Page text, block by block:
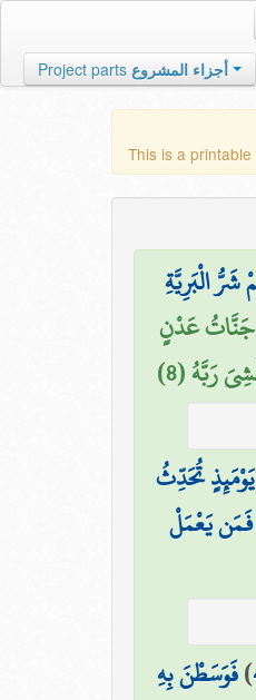
Project parts أجزاء المشروع
This is a
الْبَرِيَّةِ
جَنَّاتُ عَدْنٍ
رَبَّهُ (8)
يَوْمَئِذٍ تُحَدِّثُ
فَمَن يَعْمَلْ
)فَوَسَطْنَ بِهِ